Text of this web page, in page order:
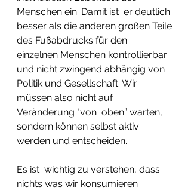
Menschen ein. Damit ist  er deutlich
besser als die anderen großen Teile
des Fußabdrucks für den
einzelnen Menschen kontrollierbar
und nicht zwingend abhängig von
Politik und Gesellschaft. Wir
müssen also nicht auf
Veränderung "von  oben” warten,
sondern können selbst aktiv
werden und entscheiden.
Es ist  wichtig zu verstehen, dass
nichts was wir konsumieren